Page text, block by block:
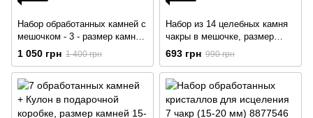
Набор обработанных камней с
мешочком - 3 - размер камней
25 - 35 мм
1 050 грн 1 400 грн
Набор из 14 целебных камня
чакры в мешочке, размер
камней 15-20 мм
693 грн 990 грн